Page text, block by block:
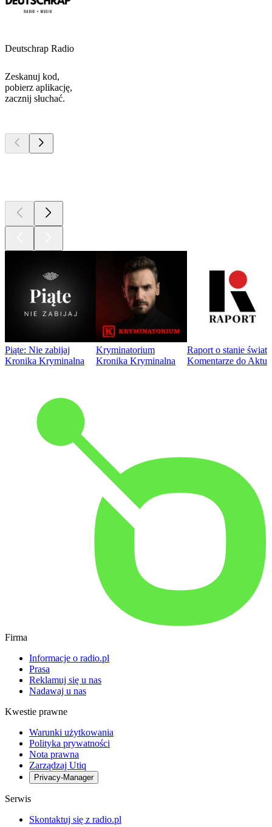
Deutschrap Radio
Zeskanuj kod,
pobierz aplikację,
zacznij słuchać.
Piąte: Nie zabijaj
Kronika Kryminalna
Kryminatorium
Kronika Kryminalna
Raport o stanie
Komentarze do
Firma
Informacje o radio.pl
Prasa
Reklamuj się u nas
Nadawaj u nas
Kwestie prawne
Warunki użytkowania
Polityka prywatności
Nota prawna
Zarządzaj Utiq
Privacy-Manager
Serwis
Skontaktuj się z radio.pl